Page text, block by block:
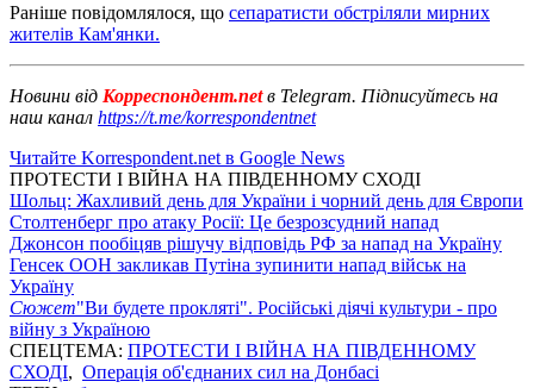
Раніше повідомлялося, що сепаратисти обстріляли мирних
жителів Кам'янки.
Новини від Корреспондент.netв Telegram. Підписуйтесь на
наш канал https://t.me/korrespondentnet
Читайте Korrespondent.net в Google News
ПРОТЕСТИ І ВІЙНА НА ПІВДЕННОМУ СХОДІ
Шольц: Жахливий день для України і чорний день для Європи
Столтенберг про атаку Росії: Це безрозсудний напад
Джонсон пообіцяв рішучу відповідь РФ за напад на Україну
Генсек ООН закликав Путіна зупинити напад військ на
Україну
Сюжет"Ви будете прокляті". Російські діячі культури - про
війну з Україною
СПЕЦТЕМА: ПРОТЕСТИ І ВІЙНА НА ПІВДЕННОМУ
СХОДІ, Операція об'єднаних сил на Донбасі